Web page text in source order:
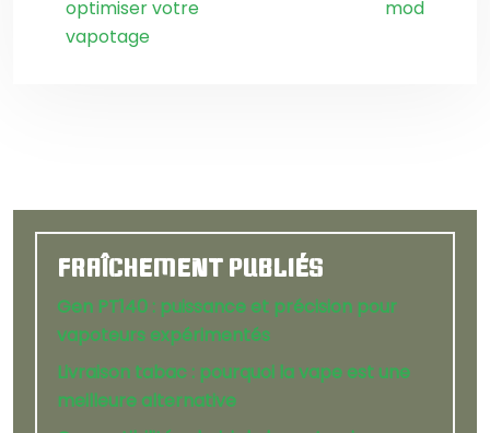
optimiser votre
vapotage
mod
FRAÎCHEMENT PUBLIÉS
Gen PT140 : puissance et précision pour
vapoteurs expérimentés
Livraison tabac : pourquoi la vape est une
meilleure alternative